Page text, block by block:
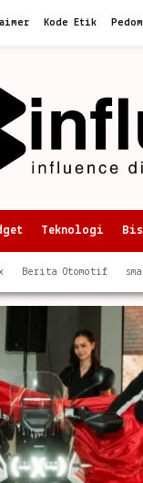
Kode Etik
Teknologi
Berita Otomotif